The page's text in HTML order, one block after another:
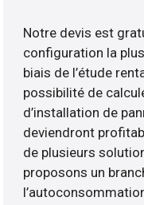
Notre devis est
configuration la
biais de l’étude
possibilité de
d’installation de
deviendront
de plusieurs
proposons un